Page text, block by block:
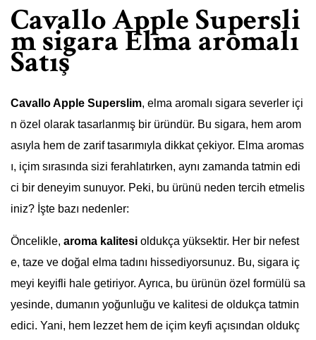
Cavallo Apple Supersli
m sigara Elma aromalı
Satış
Cavallo Apple Superslim, elma aromalı sigara severler içi
n özel olarak tasarlanmış bir üründür. Bu sigara, hem arom
asıyla hem de zarif tasarımıyla dikkat çekiyor. Elma aromas
ı, içim sırasında sizi ferahlatırken, aynı zamanda tatmin edi
ci bir deneyim sunuyor. Peki, bu ürünü neden tercih etmelis
iniz? İşte bazı nedenler:
Öncelikle, aroma kalitesi oldukça yüksektir. Her bir nefest
e, taze ve doğal elma tadını hissediyorsunuz. Bu, sigara iç
meyi keyifli hale getiriyor. Ayrıca, bu ürünün özel formülü sa
yesinde, dumanın yoğunluğu ve kalitesi de oldukça tatmin
edici. Yani, hem lezzet hem de içim keyfi açısından oldukç